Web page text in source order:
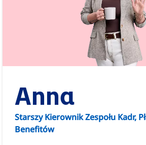
Anna
Starszy Kierownik Zespołu Kadr,
Benefitów